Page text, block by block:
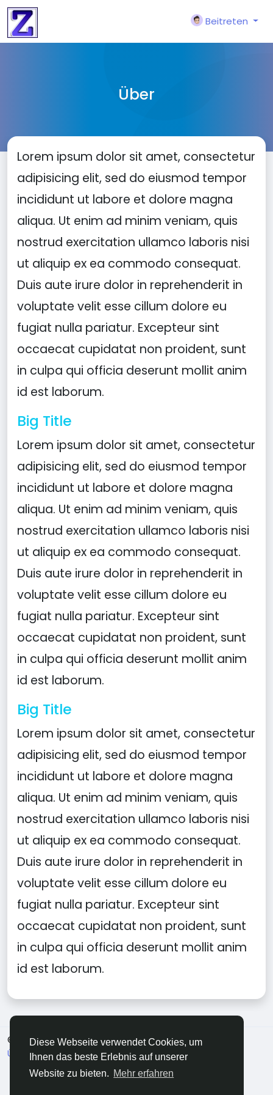
Diese Webseite verwendet Cookies, um
Ihnen das beste Erlebnis auf unserer
Website zu bieten. Mehr erfahren
Beitreten
Über
Lorem ipsum dolor sit amet, consectetur
adipisicing elit, sed do eiusmod tempor
incididunt ut labore et dolore magna
aliqua. Ut enim ad minim veniam, quis
nostrud exercitation ullamco laboris nisi
ut aliquip ex ea commodo consequat.
Duis aute irure dolor in reprehenderit in
voluptate velit esse cillum dolore eu
fugiat nulla pariatur. Excepteur sint
occaecat cupidatat non proident, sunt
in culpa qui officia deserunt mollit anim
id est laborum.
Big Title
Lorem ipsum dolor sit amet, consectetur
adipisicing elit, sed do eiusmod tempor
incididunt ut labore et dolore magna
aliqua. Ut enim ad minim veniam, quis
nostrud exercitation ullamco laboris nisi
ut aliquip ex ea commodo consequat.
Duis aute irure dolor in reprehenderit in
voluptate velit esse cillum dolore eu
fugiat nulla pariatur. Excepteur sint
occaecat cupidatat non proident, sunt
in culpa qui officia deserunt mollit anim
id est laborum.
Big Title
Lorem ipsum dolor sit amet, consectetur
adipisicing elit, sed do eiusmod tempor
incididunt ut labore et dolore magna
aliqua. Ut enim ad minim veniam, quis
nostrud exercitation ullamco laboris nisi
ut aliquip ex ea commodo consequat.
Duis aute irure dolor in reprehenderit in
voluptate velit esse cillum dolore eu
fugiat nulla pariatur. Excepteur sint
occaecat cupidatat non proident, sunt
in culpa qui officia deserunt mollit anim
id est laborum.
© 2026 ZirVeDe
Deutsch
Über Bedingungen Datenschutz Kontaktiere uns
Mitte
Verzeichnis